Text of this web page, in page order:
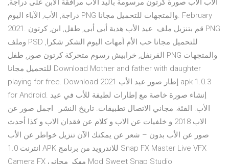
الأب الأب صورة كرتون مرسومة باليد الأب مرافقة الابن على دراجة,
دراجة, الأب, الآباء اليوم PNG والمتجهات للتحميل مجانا. February
2021. قم بتنزيل ملف عيد الأب هدية أبي أبي, طفل, ابن, كرتون PNG
وملف PSD للتحميل مجانا حب الأم أمهات اليوم الشكر شكرا,
القرنفل, خرابيش رسوم متحركة كرتون صور, طفل PNG والمتجهات
للتحميل مجانا Download Mother and father with daughter
playing for free. Download إطار صور عيد الأب 2021 apk 1.0.3
for Android. إنشاء صورة خاصة مع إطارات لطيفة للأب في عيد
الأب. الفئة: مجاني الاتصال تطبيقات. تاريخ النشر: اجمل صور عن
الاب 2018 و خلفيات عن الاب و كلام عن فقدان الاب و كذا أحدث
شعر عن يمكنك الآن تنزيل خواطر عن الأب‎ – صور عن الأب بدون
انترنت 1.0 APK للاندرويد من برنامج Snap FX Master Live VFX
Camera FX مهكر مجاني Mod Sweet Snap Studio